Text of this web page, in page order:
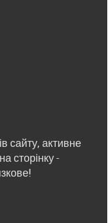
сайту, активне
сторінку -